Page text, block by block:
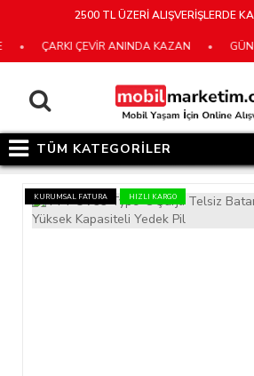
2500 TL ÜZERİ ALIŞVERİŞLERDE
ÇARKI ÇEVİR ANINDA KAZAN • GÜNCEL
TÜM KATEGORİLER
KURUMSAL FATURA HIZLI KARGO